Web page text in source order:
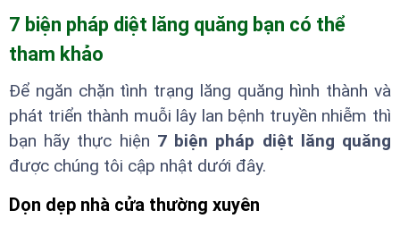
7 biện pháp diệt lăng quăng bạn có thể
tham khảo
Để ngăn chặn tình trạng lăng quăng hình thành và
phát triển thành muỗi lây lan bệnh truyền nhiễm thì
bạn hãy thực hiện 7 biện pháp diệt lăng quăng
được chúng tôi cập nhật dưới đây.
Dọn dẹp nhà cửa thường xuyên